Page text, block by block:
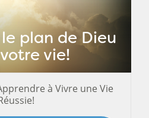
plan de Dieu
vie!
à Vivre une Vie